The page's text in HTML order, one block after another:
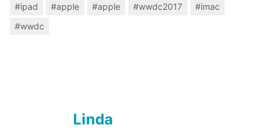
#ipad #apple #apple #wwdc2017
#imac
#wwdc
Linda